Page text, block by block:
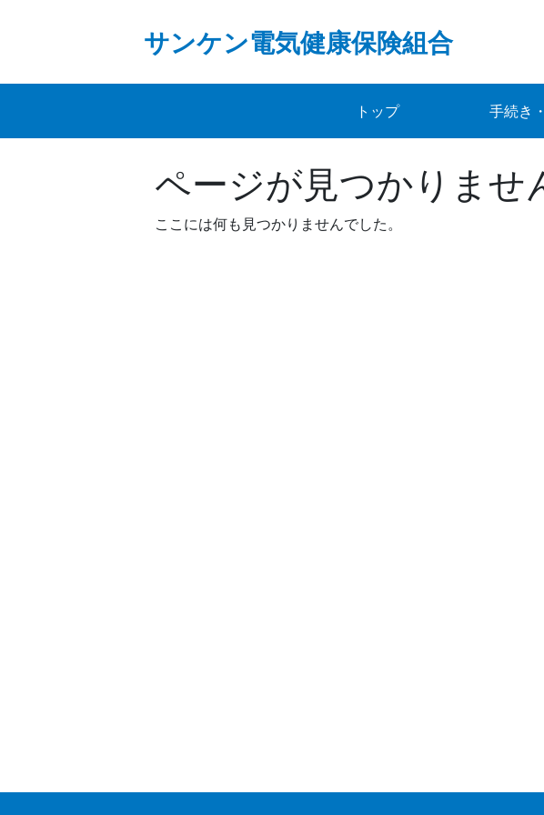
サンケン電気健康保険組合
トップ 手続き
ページが見つかりませ
ここには何も見つかりませんでした。